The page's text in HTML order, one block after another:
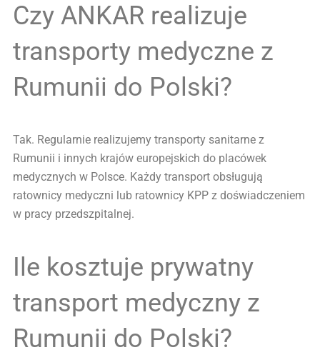
Czy ANKAR realizuje
transporty medyczne z
Rumunii do Polski?
Tak. Regularnie realizujemy transporty sanitarne z
Rumunii i innych krajów europejskich do placówek
medycznych w Polsce. Każdy transport obsługują
ratownicy medyczni lub ratownicy KPP z doświadczeniem
w pracy przedszpitalnej.
Ile kosztuje prywatny
transport medyczny z
Rumunii do Polski?